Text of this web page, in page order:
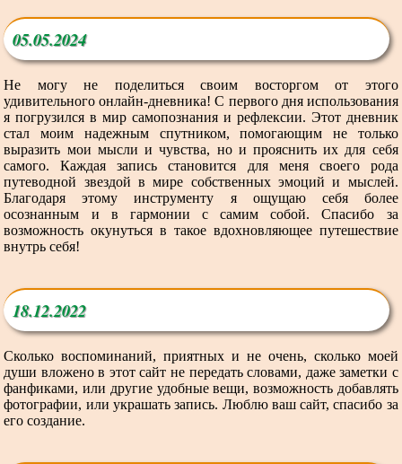
05.05.2024
Не могу не поделиться своим восторгом от этого
удивительного онлайн-дневника! С первого дня использования
я погрузился в мир самопознания и рефлексии. Этот дневник
стал моим надежным спутником, помогающим не только
выразить мои мысли и чувства, но и прояснить их для себя
самого. Каждая запись становится для меня своего рода
путеводной звездой в мире собственных эмоций и мыслей.
Благодаря этому инструменту я ощущаю себя более
осознанным и в гармонии с самим собой. Спасибо за
возможность окунуться в такое вдохновляющее путешествие
внутрь себя!
18.12.2022
Сколько воспоминаний, приятных и не очень, сколько моей
души вложено в этот сайт не передать словами, даже заметки с
фанфиками, или другие удобные вещи, возможность добавлять
фотографии, или украшать запись. Люблю ваш сайт, спасибо за
его создание.